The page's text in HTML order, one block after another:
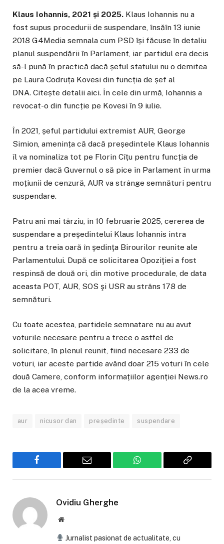
Klaus Iohannis, 2021 și 2025. Klaus Iohannis nu a
fost supus procedurii de suspendare, însăîn 13 iunie
2018 G4Media semnala cum PSD își făcuse în detaliu
planul suspendării în Parlament, iar partidul era decis
să-l pună în practică dacă șeful statului nu o demitea
pe Laura Codruța Kovesi din funcția de șef al
DNA. Citește detalii aici. În cele din urmă, Iohannis a
revocat-o din funcție pe Kovesi în 9 iulie.
În 2021, șeful partidului extremist AUR, George
Simion, amenința că dacă președintele Klaus Iohannis
îl va nominaliza tot pe Florin Cîțu pentru funcția de
premier dacă Guvernul o să pice în Parlament în urma
moțiunii de cenzură, AUR va strânge semnături pentru
suspendare.
Patru ani mai târziu, în 10 februarie 2025, cererea de
suspendare a preşedintelui Klaus Iohannis intra
pentru a treia oară în şedinţa Birourilor reunite ale
Parlamentului. După ce solicitarea Opoziţiei a fost
respinsă de două ori, din motive procedurale, de data
aceasta POT, AUR, SOS şi USR au strâns 178 de
semnături.
Cu toate acestea, partidele semnatare nu au avut
voturile necesare pentru a trece o astfel de
solicitare, în plenul reunit, fiind necesare 233 de
voturi, iar aceste partide având doar 215 voturi în cele
două Camere, conform informațiilor agenției News.ro
de la acea vreme.
aur nicusor dan președinte suspendare
Facebook Email WhatsApp
Copiaza
Ovidiu Gherghe
Website
Jurnalist pasionat de actualitate, cu